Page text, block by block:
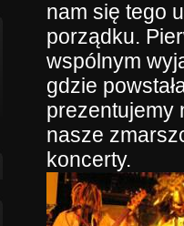
nam się tego
porządku.
wspólnym
gdzie
prezentujemy
nasze
koncerty.